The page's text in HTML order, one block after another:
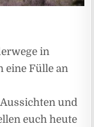
in
eine Fülle an
und
euch heute